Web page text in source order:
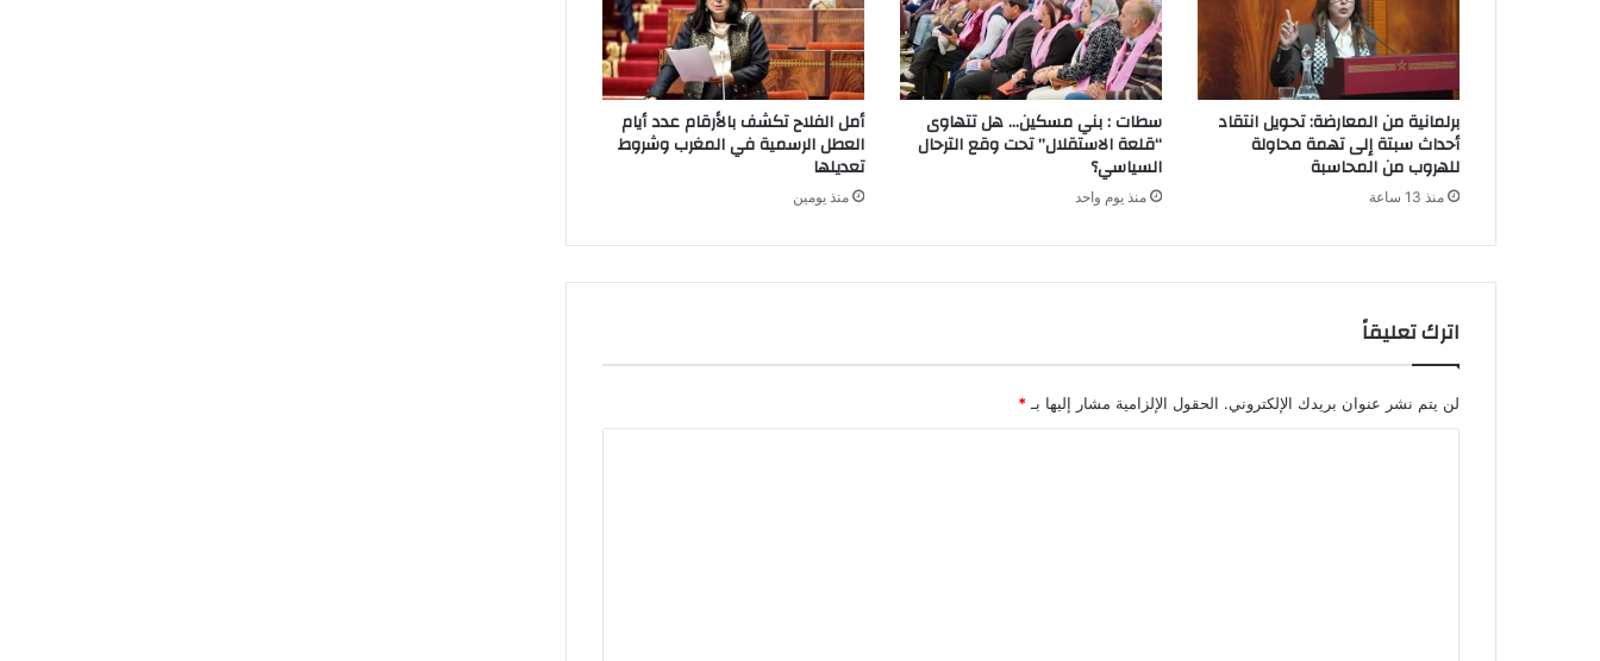
برلمانية من المعارضة: تحويل انتقاد
أحداث سبتة إلى تهمة محاولة
للهروب من المحاسبة
منذ 13 ساعة
سطات : بني مسكين… هل تتهاوى
“قلعة الاستقلال” تحت وقع الترحال
السياسي؟
منذ يوم واحد
أمل الفلاح تكشف بالأرقام عدد أيام
العطل الرسمية في المغرب وشروط
تعديلها
منذ يومين
اترك تعليقاً
لن يتم نشر عنوان بريدك الإلكتروني. الحقول الإلزامية مشار إليها بـ *